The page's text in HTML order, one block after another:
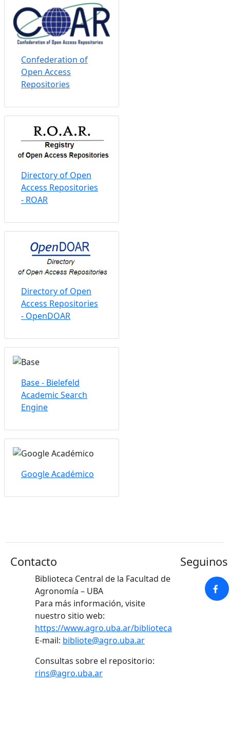
Confederation of
Open Access
Repositories
Directory of Open
Access Repositories
- ROAR
Directory of Open
Access Repositories
- OpenDOAR
Base - Bielefeld
Academic Search
Engine
Google Académico
Contacto
Biblioteca Central de la Facultad de
Agronomía – UBA
Para más información, visite
nuestro sitio web:
https://www.agro.uba.ar/biblioteca
E-mail: bibliote@agro.uba.ar
Consultas sobre el repositorio:
rins@agro.uba.ar